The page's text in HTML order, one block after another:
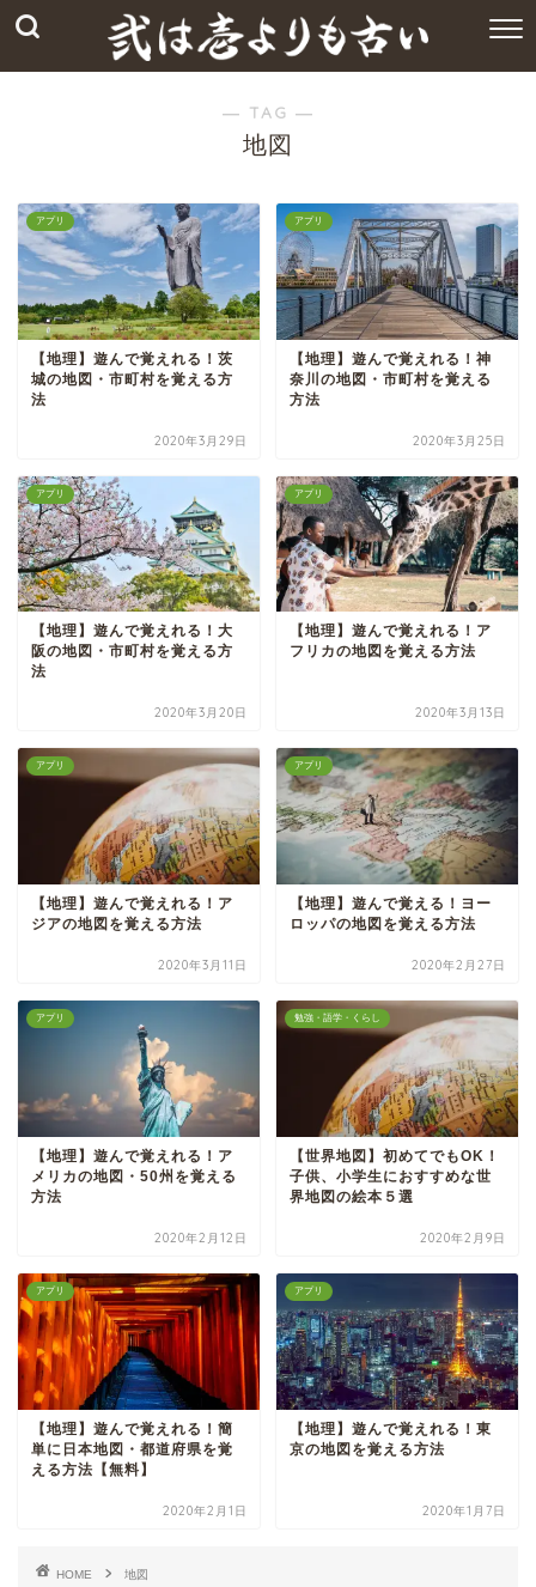
― TAG ―
地図
アプリ
【地理】遊んで覚えれる！茨
城の地図・市町村を覚える方
法
2020年3月29日
アプリ
【地理】遊んで覚えれる！神
奈川の地図・市町村を覚える
方法
2020年3月25日
アプリ
【地理】遊んで覚えれる！大
阪の地図・市町村を覚える方
法
2020年3月20日
アプリ
【地理】遊んで覚えれる！ア
フリカの地図を覚える方法
2020年3月13日
アプリ
【地理】遊んで覚えれる！ア
ジアの地図を覚える方法
2020年3月11日
アプリ
【地理】遊んで覚える！ヨー
ロッパの地図を覚える方法
2020年2月27日
アプリ
【地理】遊んで覚えれる！ア
メリカの地図・50州を覚える
方法
2020年2月12日
勉強・語学・くらし
【世界地図】初めてでもOK！
子供、小学生におすすめな世
界地図の絵本５選
2020年2月9日
アプリ
【地理】遊んで覚えれる！簡
単に日本地図・都道府県を覚
える方法【無料】
2020年2月1日
アプリ
【地理】遊んで覚えれる！東
京の地図を覚える方法
2020年1月7日
HOME 地図